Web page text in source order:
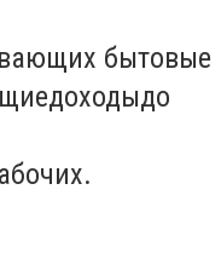
бытовые
доходыдо
.